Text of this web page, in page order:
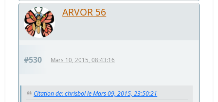
ARVOR 56
#530 Mars 10, 2015, 08:43:16
Citation de: chrisbol le Mars 09, 2015, 23:50:21